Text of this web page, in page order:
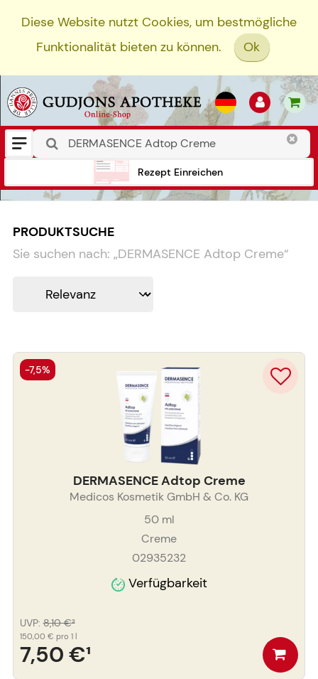
Diese Website nutzt Cookies, um bestmögliche
Funktionalität bieten zu können.
Ok
Rezept Einreichen
PRODUKTSUCHE
Sie suchen nach: „DERMASENCE Adtop Creme“
DERMASENCE Adtop Creme
Medicos Kosmetik GmbH & Co. KG
50ml
Creme
02935232
Verfügbarkeit
7,50 €¹
UVP: 8,10 €³
150,00 € pro 1 l
-7,5%